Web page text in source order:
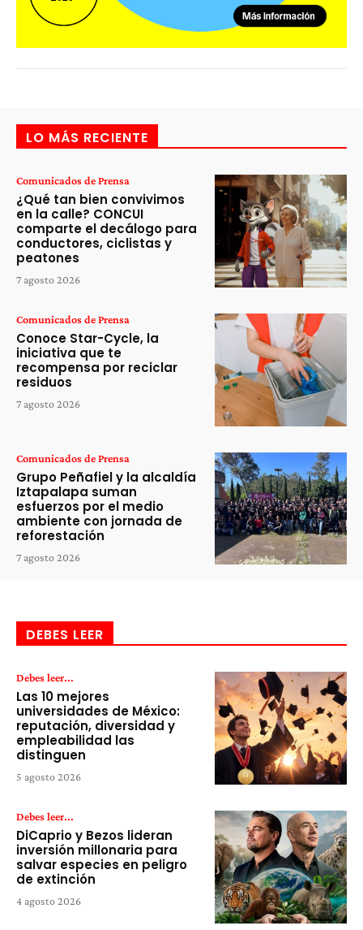
LO MÁS RECIENTE
Comunicados de Prensa
¿Qué tan bien convivimos
en la calle? CONCUI
comparte el decálogo para
conductores, ciclistas y
peatones
7 agosto 2026
Comunicados de Prensa
Conoce Star-Cycle, la
iniciativa que te
recompensa por reciclar
residuos
7 agosto 2026
Comunicados de Prensa
Grupo Peñafiel y la alcaldía
Iztapalapa suman
esfuerzos por el medio
ambiente con jornada de
reforestación
7 agosto 2026
DEBES LEER
Debes leer...
Las 10 mejores
universidades de México:
reputación, diversidad y
empleabilidad las
distinguen
5 agosto 2026
Debes leer...
DiCaprio y Bezos lideran
inversión millonaria para
salvar especies en peligro
de extinción
4 agosto 2026